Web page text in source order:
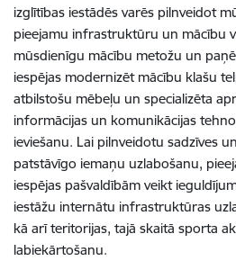
izglītības iestādēs varēs pilnveidot
pieejamu infrastruktūru un mācību
mūsdienīgu mācību metožu un
iespējas modernizēt mācību klašu
atbilstošu mēbeļu un specializēta
informācijas un komunikācijas
ieviešanu. Lai pilnveidotu sadzīves
patstāvīgo iemaņu uzlabošanu,
iespējas pašvaldībām veikt
iestāžu internātu infrastruktūras
kā arī teritorijas, tajā skaitā sporta
labiekārtošanu.